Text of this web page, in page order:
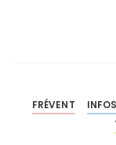
FRÉVENT